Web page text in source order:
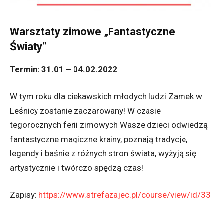
Warsztaty zimowe „Fantastyczne
Światy”
Termin: 31.01 – 04.02.2022
W tym roku dla ciekawskich młodych ludzi Zamek w
Leśnicy zostanie zaczarowany! W czasie
tegorocznych ferii zimowych Wasze dzieci odwiedzą
fantastyczne magiczne krainy, poznają tradycje,
legendy i baśnie z różnych stron świata, wyżyją się
artystycznie i twórczo spędzą czas!
Zapisy: https://www.strefazajec.pl/course/view/id/33